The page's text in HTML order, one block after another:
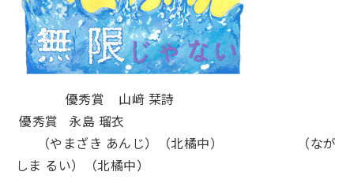
優秀賞 山﨑 栞詩
優秀賞 永島 瑠衣
（やまざき あんじ）（北橘中） （なが
しま るい）（北橘中）